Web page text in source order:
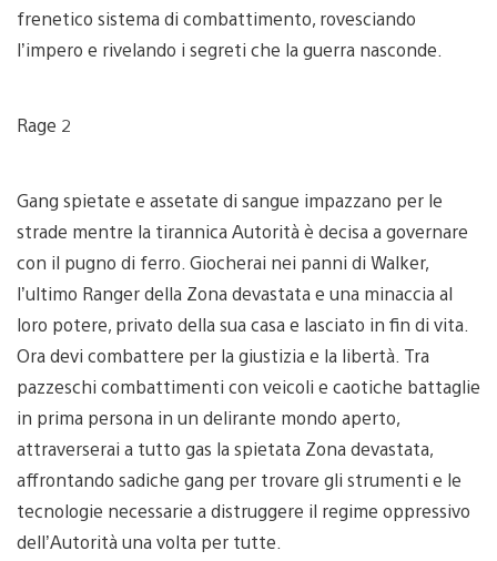
frenetico sistema di combattimento, rovesciando
l’impero e rivelando i segreti che la guerra nasconde.
Rage 2
Gang spietate e assetate di sangue impazzano per le
strade mentre la tirannica Autorità è decisa a governare
con il pugno di ferro. Giocherai nei panni di Walker,
l’ultimo Ranger della Zona devastata e una minaccia al
loro potere, privato della sua casa e lasciato in fin di vita.
Ora devi combattere per la giustizia e la libertà. Tra
pazzeschi combattimenti con veicoli e caotiche battaglie
in prima persona in un delirante mondo aperto,
attraverserai a tutto gas la spietata Zona devastata,
affrontando sadiche gang per trovare gli strumenti e le
tecnologie necessarie a distruggere il regime oppressivo
dell’Autorità una volta per tutte.